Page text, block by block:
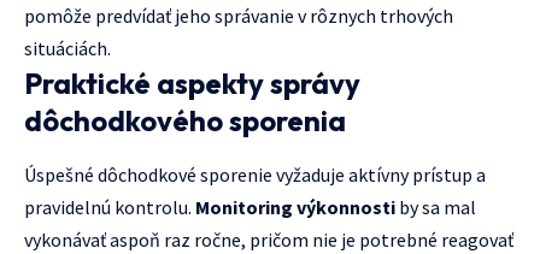
pomôže predvídať jeho správanie v rôznych trhových
situáciách.
Praktické aspekty správy
dôchodkového sporenia
Úspešné dôchodkové sporenie vyžaduje aktívny prístup a
pravidelnú kontrolu. Monitoring výkonnosti by sa mal
vykonávať aspoň raz ročne, pričom nie je potrebné reagovať